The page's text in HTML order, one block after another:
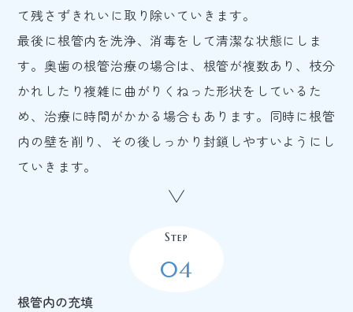
て残さずきれいに取り除いていきます。
最後に根管内を洗浄、消毒をして清潔な状態にしま
す。奥歯の根管治療の場合は、根管が複数あり、枝分
かれしたり複雑に曲がりくねった形状をしているた
め、治療に時間がかかる場合もあります。同時に根管
内の壁を削り、その後しっかり封鎖しやすいようにし
ていきます。
Step
04
根管内の充填